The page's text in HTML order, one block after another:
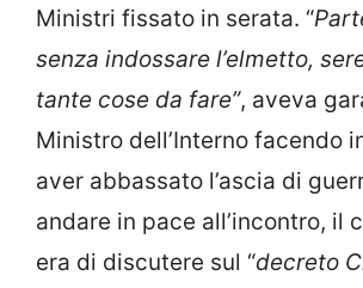
Ministri fissato in serata. “
senza indossare l’elmetto,
tante cose da fare”, aveva
Ministro dell’Interno facendo
aver abbassato l’ascia di
andare in pace all’incontro, il
era di discutere sul “decreto